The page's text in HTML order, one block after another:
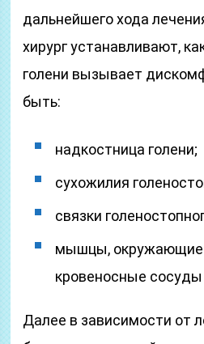
дальнейшего хода
хирург устанавливают,
голени вызывает
быть:
надкостница голени;
сухожилия
связки
мышцы, окружающие
кровеносные сосуды
Далее в зависимости от